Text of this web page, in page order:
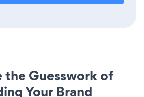
the Guesswork of
Your Brand